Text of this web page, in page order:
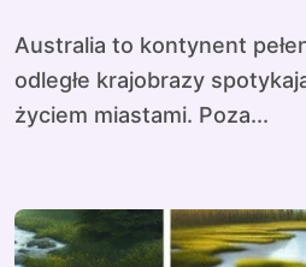
Australia to kontynent pełen kontrastów, gdzie
odległe krajobrazy
życiem miastami. Poza...